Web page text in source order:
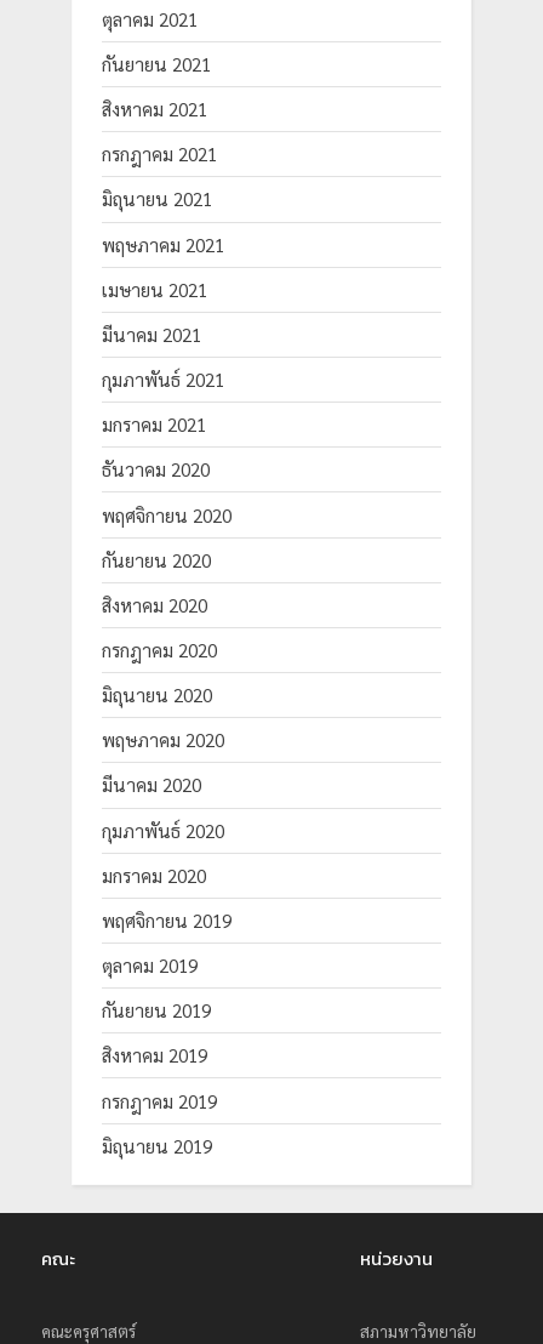
ตุลาคม 2021
กันยายน 2021
สิงหาคม 2021
กรกฎาคม 2021
มิถุนายน 2021
พฤษภาคม 2021
เมษายน 2021
มีนาคม 2021
กุมภาพันธ์ 2021
มกราคม 2021
ธันวาคม 2020
พฤศจิกายน 2020
กันยายน 2020
สิงหาคม 2020
กรกฎาคม 2020
มิถุนายน 2020
พฤษภาคม 2020
มีนาคม 2020
กุมภาพันธ์ 2020
มกราคม 2020
พฤศจิกายน 2019
ตุลาคม 2019
กันยายน 2019
สิงหาคม 2019
กรกฎาคม 2019
มิถุนายน 2019
คณะ
คณะครุศาสตร์
หน่วยงาน
สภามหาวิทยาลัย